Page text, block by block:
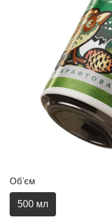
Обʼєм
500 мл